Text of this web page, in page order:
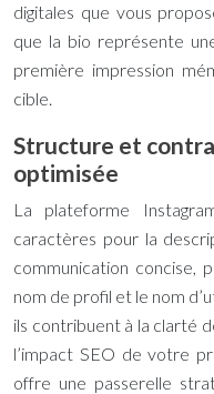
digitales que vous
que la bio représente
première impression
cible.
Structure et
optimisée
La plateforme
caractères pour la
communication concise,
nom de profil et le nom
ils contribuent à la clarté
l’impact SEO de votre
offre une passerelle